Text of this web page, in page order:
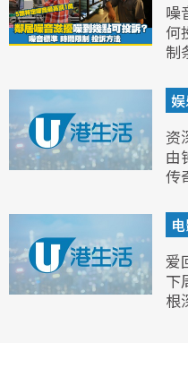
噪
何
制
资
由
传
爱
下
根